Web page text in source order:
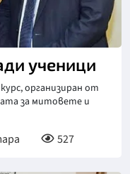
ученици
организиран от
за митовете и
527